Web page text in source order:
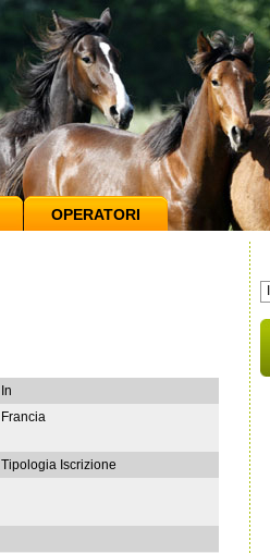
OPERATORI
In
Francia
Tipologia Iscrizione